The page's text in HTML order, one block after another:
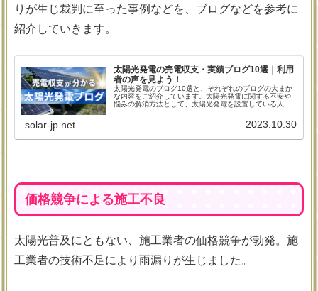
りが生じ裁判に至った事例などを、ブログなどを参考に
紹介していきます。
太陽光発電の売電収支・実績ブログ10選｜利用
者の声を見よう！
太陽光発電のブログ10選と、それぞれのブログの大まか
な内容をご紹介しています。太陽光発電に関する不安や
悩みの解消方法として、太陽光発電を設置している人の
solar-jp.net 2023.10.30
価格競争による施工不良
太陽光普及にともない、施工業者の価格競争が勃発。施
工業者の技術不足により雨漏りが生じました。